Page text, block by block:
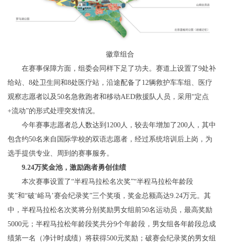
徽章组合
在赛事保障方面，组委会同样下足了功夫。赛道上设置了9处补
给站、8处卫生间和8处医疗站，沿途配备了12辆救护车车组、医疗
观察志愿者以及50名急救跑者和移动AED救援队人员，采用“定点
+流动”的形式处理突发情况。
今年赛事志愿者总人数达到1200人，较去年增加了200人，其中
包含约50名来自国际学校的双语志愿者，经过系统培训后上岗，为
选手提供专业、周到的赛事服务。
9.24万奖金池，激励跑者勇创佳绩
本次赛事设置了“半程马拉松名次奖”“半程马拉松年龄段
奖”和“破‘峪马’赛会纪录奖”三个奖项，奖金总额高达9.24万元。其
中，半程马拉松名次奖将分别奖励男女组前50名运动员，最高奖励
5000元；半程马拉松年龄段奖共分9个年龄段，男女组各年龄段总成
绩第一名（净计时成绩）将获得500元奖励；破赛会纪录奖的男女组